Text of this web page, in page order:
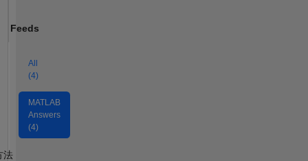
Feeds
All
(4)
MATLAB
Answers
(4)
法